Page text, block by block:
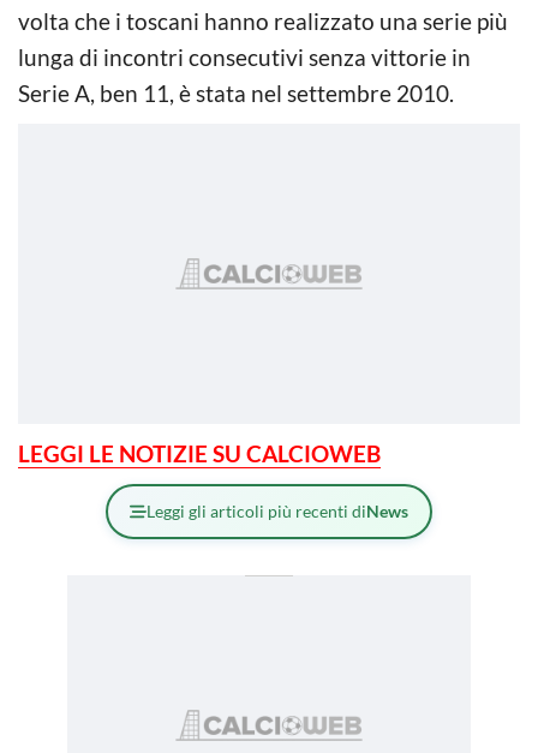
volta che i toscani hanno realizzato una serie più
lunga di incontri consecutivi senza vittorie in
Serie A, ben 11, è stata nel settembre 2010.
LEGGI LE NOTIZIE SU CALCIOWEB
Leggi gli articoli più recenti diNews